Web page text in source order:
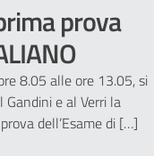
prova
8.05 alle ore 13.05, si
e al Verri la
dell’Esame di […]